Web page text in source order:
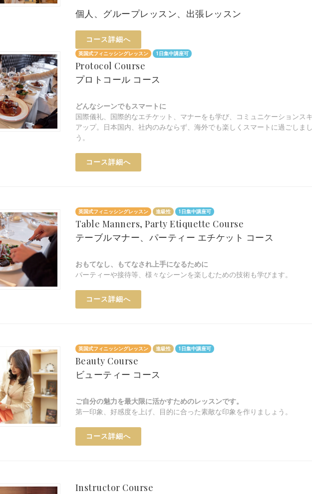
個人、グループレッスン、出張レッスン
コース詳細へ
英国式フィニッシングレッスン 1日集中講座可
Protocol Course
プロトコール コース
どんなシーンでもスマートに
国際儀礼、国際的なエチケット、マナーをも学び、コミュニケーションス
アップ。日本国内、社内のみならず、海外でも楽しくスマートに過ごしま
う。
コース詳細へ
英国式フィニッシングレッスン 進級性 1日集中講座可
Table Manners, Party Etiquette Course
テーブルマナー、パーティー エチケット コース
おもてなし、もてなされ上手になるために
パーティーや接待等、様々なシーンを楽しむための技術も学びます。
コース詳細へ
英国式フィニッシングレッスン 進級性 1日集中講座可
Beauty Course
ビューティー コース
ご自分の魅力を最大限に活かすためのレッスンです。
第一印象、好感度を上げ、目的に合った素敵な印象を作りましょう。
コース詳細へ
Instructor Course